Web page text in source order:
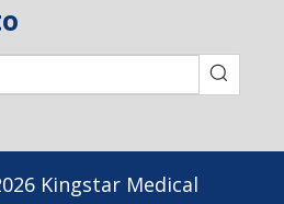
Kingstar Medical